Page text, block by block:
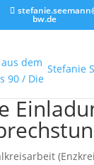
bw.de
Stefanie